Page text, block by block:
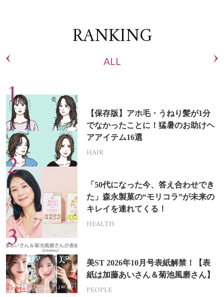
RANKING
ALL
【保存版】アホ毛・うねり髪が1分
でなかったことに！猛暑のお助けヘ
アアイテム16選
HAIR
「50代になった今、答え合わせでき
た」森永製菓の“モリコラ”が未来の
キレイを連れてくる！
HEALTH
美ST 2026年10月号表紙解禁！【表
紙は加藤あいさん＆菊池風磨さん】
PEOPLE